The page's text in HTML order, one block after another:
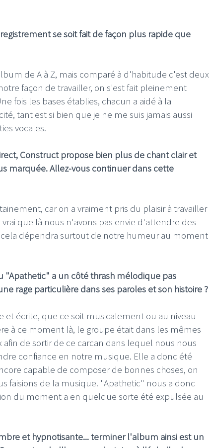
se soit fait de façon plus rapide que
de A à Z, mais comparé à d'habitude c'est deux
façon de travailler, on s'est fait pleinement
fois les bases établies, chacun a aidé à la
tant est si bien que je ne me suis jamais aussi
vocales.
Construct propose bien plus de chant clair et
marquée. Allez-vous continuer dans cette
car on a vraiment pris du plaisir à travailler
que là nous n'avons pas envie d'attendre des
dépendra surtout de notre humeur au moment
a un côté thrash mélodique pas
rage particulière dans ses paroles et son histoire ?
écrite, que ce soit musicalement ou au niveau
à ce moment là, le groupe était dans les mêmes
de sortir de ce carcan dans lequel nous nous
confiance en notre musique. Elle a donc été
capable de composer de bonnes choses, on
faisions de la musique. "Apathetic" nous a donc
du moment a en quelque sorte été expulsée au
et hypnotisante... terminer l'album ainsi est un